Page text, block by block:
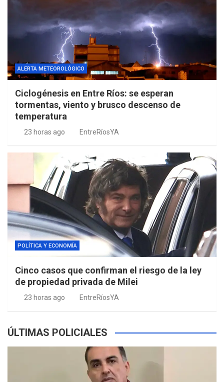
ALERTA METEOROLÓGICO
Ciclogénesis en Entre Ríos: se esperan
tormentas, viento y brusco descenso de
temperatura
23 horas ago EntreRíosYA
POLÍTICA Y ECONOMÍA
Cinco casos que confirman el riesgo de la ley
de propiedad privada de Milei
23 horas ago EntreRíosYA
ÚLTIMAS POLICIALES